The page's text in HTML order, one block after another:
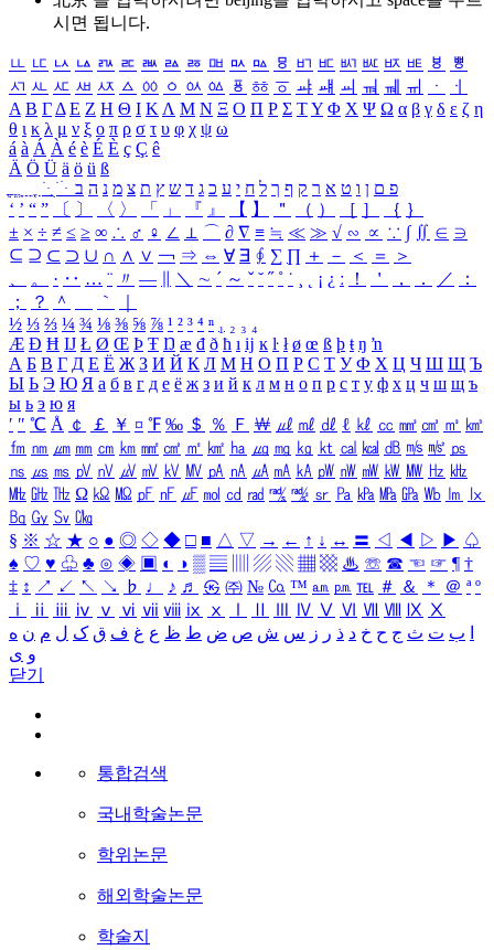
시면 됩니다.
ㅥ ㅦ ㅧ ㅨ ㅩ ㅪ ㅫ ㅬ ㅭ ㅮ ㅯ ㅰ ㅱ ㅲ ㅳ ㅴ ㅵ ㅶ ㅷ ㅸ
ㅹ
ㅺ ㅻ ㅼ ㅽ ㅾ ㅿ ㆀ ㆁ ㆂ ㆃ ㆄ ㆅ ㆆ ㆇ ㆈ ㆉ ㆊ ㆋ ㆌ ㆍ
ㆎ
Α Β ΓΔ Ε Ζ Η Θ Ι ΚΛ Μ Ν Ξ Ο Π Ρ Σ ΤΥ Φ Χ Ψ Ω α β γ δ ε ζ η
θ ι κ λ μ ν ξ ο π ρ σ τ υ φ χ ψ ω
á à Á À é è É È ç Ç ê
Ä Ö Ü ä ö ü ß
ִֶֹ ֻּ ׁׂ פ ם ן ו ט א ר ק ף ך ל ח י ע כ ג ד ש ץ ת צ מ נ ה ב
‘ ’ “ ” 〔 〕 〈 〉 「 」 『 』 【 】 ＂ （ ） ［ ］ ｛ ｝
± × ÷ ≠ ≤ ≥ ∞ ∴ ♂ ♀ ∠ ⊥ ⌒ ∂ ∇ ≡ ≒ ≪ ≫ √ ∽ ∝ ∵ ∫ ∬ ∈ ∋
⊆ ⊇ ⊂ ⊃ ∪ ∩ ∧ ∨ ￢ ⇒ ⇔ ∀ ∃ ∮ ∑ ∏ ＋ － ＜ ＝
＞
、
。 · ‥ … ¨ 〃 ― ＼ ∼ ´ ～ ˇ ˘ ˝ ˚ ˙ ¸ ¡ ¿ ː ！ ＇ ， ． ／
：
；
？ ＾ ｀
½ ⅓ ⅔ ¼ ¾ ⅛ ⅜ ⅝ ⅞ ¹ ² ³ ⁴ ⁿ ₁ ₂ ₃ ₄
Æ Ð Ħ Ĳ Ł Ø Œ Þ Ŧ Ŋ æ đ ð ħ ı ĳ ĸ ŀ ł ø œ ß þ ŧ ŋ ŉ
А Б В Г Д Е Ё Ж З И Й К Л М Н О П Р С Т У Ф Х Ц Ч Ш Щ Ъ
Ы Ь Э Ю Я а б в г д е ё ж з и й к л м н о п р с т у ф х ц ч ш щ ъ
ы ь э ю я
′ ″ ℃ Å ￠ ￡ ￥ ¤ ℉ ‰ ＄ ％ Ｆ ￦ ㎕ ㎖ ㎗ ℓ ㎘ ㏄ ㎣ ㎤ ㎥ ㎦
㎙ ㎚ ㎛ ㎜ ㎝ ㎞ ㎟ ㎠ ㎡ ㎢ ㏊ ㎍ ㎎ ㎏ ㏏ ㎈ ㎉ ㏈ ㎧ ㎨ ㎰
㎱ ㎲ ㎳ ㎴ ㎵ ㎶ ㎷ ㎸ ㎹ ㎀ ㎁ ㎂ ㎃ ㎄ ㎺ ㎻ ㎽ ㎾ ㎿ ㎐ ㎑
㎒ ㎓ ㎔ Ω ㏀ ㏁ ㎊ ㎋ ㎌ ㏖ ㏅ ㎭ ㎮ ㎯ ㏛ ㎩ ㎪ ㎫ ㎬ ㏝ ㏐
㏓
㏃ ㏉ ㏜ ㏆
§ ※ ☆ ★ ○ ● ◎ ◇ ◆ □ ■ △ ▽ → ← ↑ ↓ ↔ 〓 ◁ ◀ ▷ ▶ ♤
♠ ♡ ♥ ♧ ♣ ⊙ ◈ ▣ ◐ ◑ ▒ ▤ ▨ ▧ ▦ ▩ ♨ ☏ ☎ ☜ ☞ ¶ †
‡ ↕ ↗ ↙ ↖ ↘ ♭ ♩ ♪ ♬ ㉿ ㈜ № ㏇ ™ ㏂ ㏘ ℡ ＃ ＆ ＊ ＠ ª º
ⅰ
ⅱ ⅲ ⅳ ⅴ ⅵ ⅶ ⅷ ⅸ ⅹ Ⅳ Ⅴ Ⅵ Ⅶ Ⅷ Ⅸ Ⅹ
ب ت ث ج ح خ د ذ ر ز س ش ص ض ط ظ ع غ ف ق ک ل م ن ه
و ی
닫기
통합검색
국내학술논문
학위논문
해외학술논문
학술지